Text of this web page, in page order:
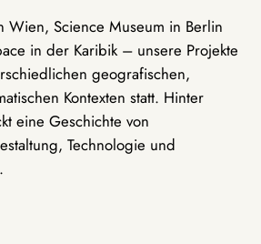
Wien, Science Museum in Berlin
in der Karibik – unsere Projekte
geografischen,
Kontexten statt. Hinter
eine Geschichte von
Technologie und